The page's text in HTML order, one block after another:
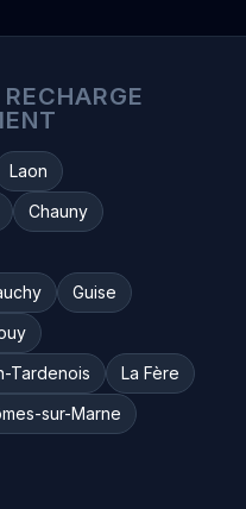
Laon
Chauny
Guise
Tardenois
La Fère
sur-Marne